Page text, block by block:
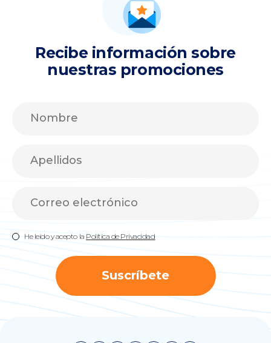
Recibe información sobre
nuestras promociones
He leído y acepto la Política de Privacidad
Suscríbete